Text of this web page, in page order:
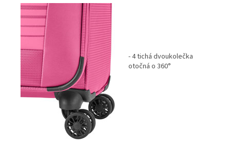
- 4 tichá dvoukolečka
otočná o 360°